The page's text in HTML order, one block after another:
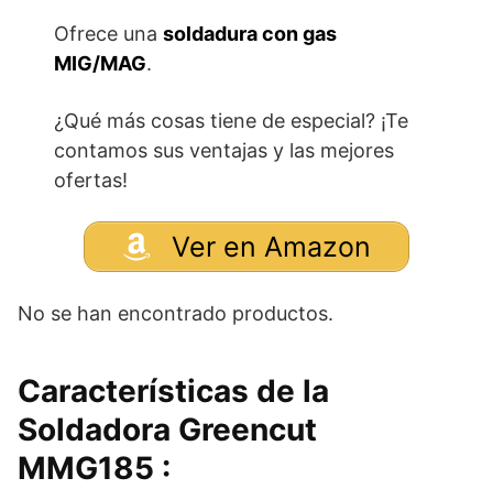
Ofrece unasoldadura con gas
MIG/MAG.
¿Qué más cosas tiene de especial? ¡Te
contamos sus ventajas y las mejores
ofertas!
Ver en Amazon
No se han encontrado productos.
Características de la
Soldadora Greencut
MMG185 :